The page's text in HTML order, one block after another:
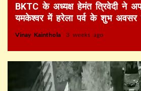
BKTC के अध्यक्ष हेमंत त्रिवेदी ने
यमकेश्वर में हरेला पर्व के शुभ अवसर
Vinay Kainthola 3 weeks ago